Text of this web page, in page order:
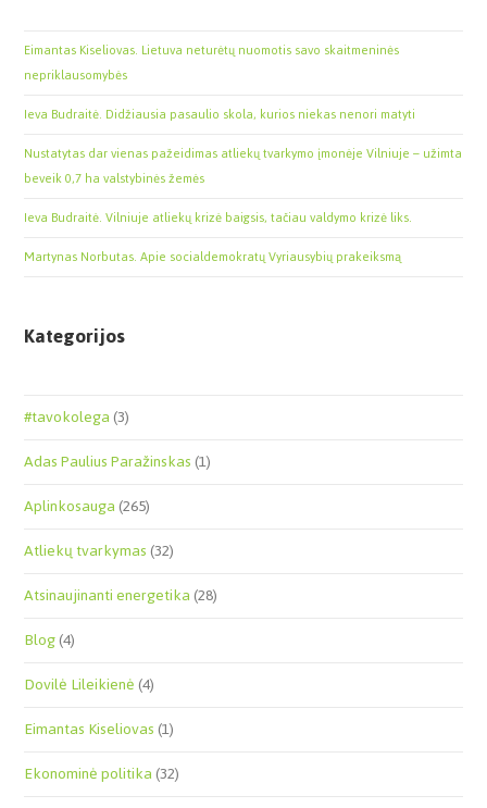
Eimantas Kiseliovas. Lietuva neturėtų nuomotis savo skaitmeninės
nepriklausomybės
Ieva Budraitė. Didžiausia pasaulio skola, kurios niekas nenori matyti
Nustatytas dar vienas pažeidimas atliekų tvarkymo įmonėje Vilniuje – užimta
beveik 0,7 ha valstybinės žemės
Ieva Budraitė. Vilniuje atliekų krizė baigsis, tačiau valdymo krizė liks.
Martynas Norbutas. Apie socialdemokratų Vyriausybių prakeiksmą
Kategorijos
#tavokolega(3)
Adas Paulius Paražinskas(1)
Aplinkosauga(265)
Atliekų tvarkymas(32)
Atsinaujinanti energetika(28)
Blog(4)
Dovilė Lileikienė(4)
Eimantas Kiseliovas(1)
Ekonominė politika(32)